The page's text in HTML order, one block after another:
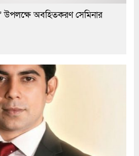
উপলক্ষে অবহিতকরণ সেমিনার